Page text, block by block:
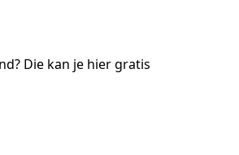
Die kan je hier gratis